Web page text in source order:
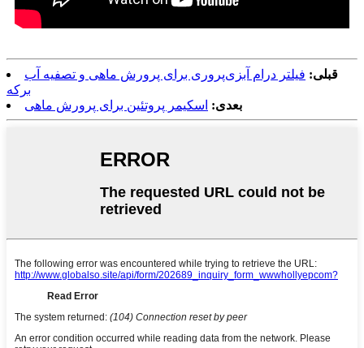
قبلی: فیلتر درام آبزی‌پروری برای پرورش ماهی و تصفیه آب
برکه
بعدی: اسکیمر پروتئین برای پرورش ماهی